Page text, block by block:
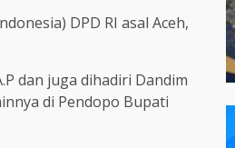
DPD RI asal Aceh,
dan juga dihadiri Dandim
di Pendopo Bupati